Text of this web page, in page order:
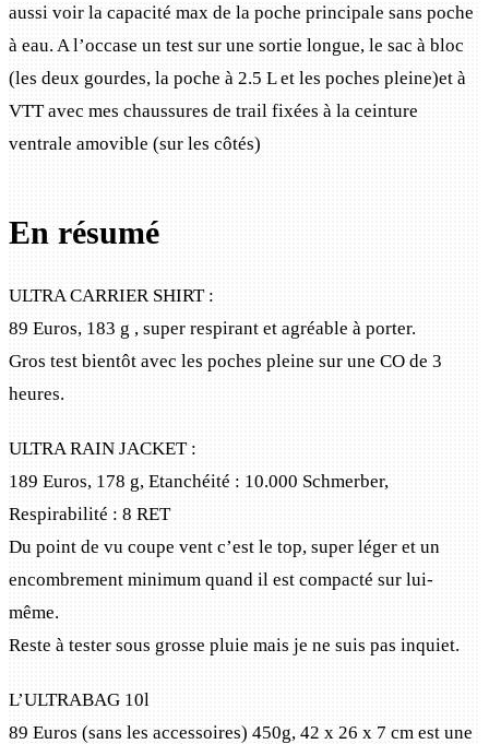
aussi voir la capacité max de la poche principale sans poche
à eau. A l’occase un test sur une sortie longue, le sac à bloc
(les deux gourdes, la poche à 2.5 L et les poches pleine)et à
VTT avec mes chaussures de trail fixées à la ceinture
ventrale amovible (sur les côtés)
En résumé
ULTRA CARRIER SHIRT :
89 Euros, 183 g , super respirant et agréable à porter.
Gros test bientôt avec les poches pleine sur une CO de 3
heures.
ULTRA RAIN JACKET :
189 Euros, 178 g, Etanchéité : 10.000 Schmerber,
Respirabilité : 8 RET
Du point de vu coupe vent c’est le top, super léger et un
encombrement minimum quand il est compacté sur lui-
même.
Reste à tester sous grosse pluie mais je ne suis pas inquiet.
L’ULTRABAG 10l
89 Euros (sans les accessoires) 450g, 42 x 26 x 7 cm est une